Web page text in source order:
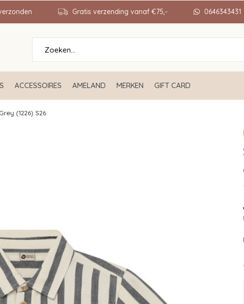
ACCESSOIRES AMELAND MERKEN GIFT CARD
Gratis verzending vanaf €75,- 0646343431
(1226) S26